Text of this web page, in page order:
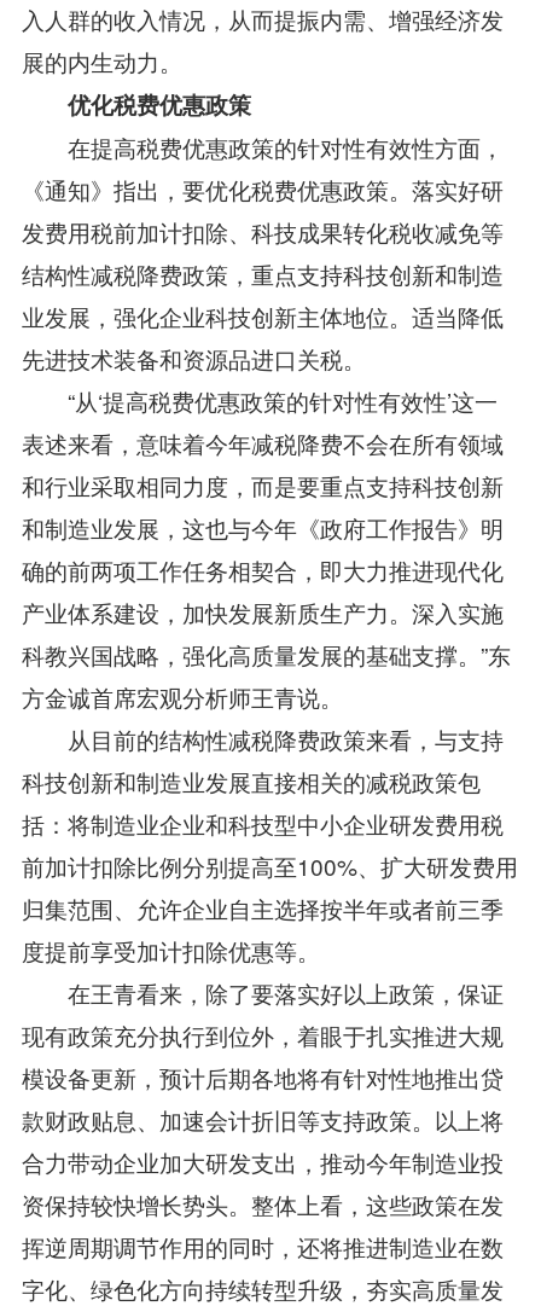
入人群的收入情况，从而提振内需、增强经济发
展的内生动力。
优化税费优惠政策
在提高税费优惠政策的针对性有效性方面，
《通知》指出，要优化税费优惠政策。落实好研
发费用税前加计扣除、科技成果转化税收减免等
结构性减税降费政策，重点支持科技创新和制造
业发展，强化企业科技创新主体地位。适当降低
先进技术装备和资源品进口关税。
“从‘提高税费优惠政策的针对性有效性’这一
表述来看，意味着今年减税降费不会在所有领域
和行业采取相同力度，而是要重点支持科技创新
和制造业发展，这也与今年《政府工作报告》明
确的前两项工作任务相契合，即大力推进现代化
产业体系建设，加快发展新质生产力。深入实施
科教兴国战略，强化高质量发展的基础支撑。”东
方金诚首席宏观分析师王青说。
从目前的结构性减税降费政策来看，与支持
科技创新和制造业发展直接相关的减税政策包
括：将制造业企业和科技型中小企业研发费用税
前加计扣除比例分别提高至100%、扩大研发费用
归集范围、允许企业自主选择按半年或者前三季
度提前享受加计扣除优惠等。
在王青看来，除了要落实好以上政策，保证
现有政策充分执行到位外，着眼于扎实推进大规
模设备更新，预计后期各地将有针对性地推出贷
款财政贴息、加速会计折旧等支持政策。以上将
合力带动企业加大研发支出，推动今年制造业投
资保持较快增长势头。整体上看，这些政策在发
挥逆周期调节作用的同时，还将推进制造业在数
字化、绿色化方向持续转型升级，夯实高质量发